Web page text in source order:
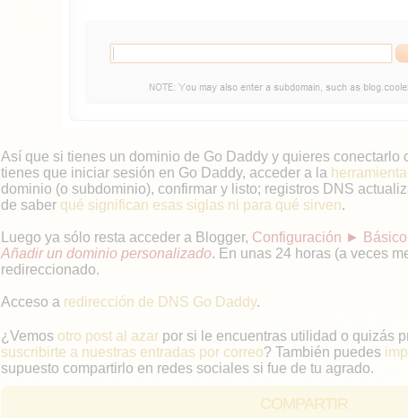
Así que si tienes un dominio de Go Daddy y quieres conectarlo
tienes que iniciar sesión en Go Daddy, acceder a la
dominio (o subdominio), confirmar y listo; registros DNS
de saber qué significan esas siglas ni para qué sirven.
Luego ya sólo resta acceder a Blogger, Configuración ►
Añadir un dominio personalizado. En unas 24 horas (a veces
redireccionado.
Acceso a redirección de DNS Go Daddy.
¿Vemos otro post al azar por si le encuentras utilidad o quizás
suscribirte a nuestras entradas por correo? También puedes
supuesto compartirlo en redes sociales si fue de tu agrado.
COMPARTIR